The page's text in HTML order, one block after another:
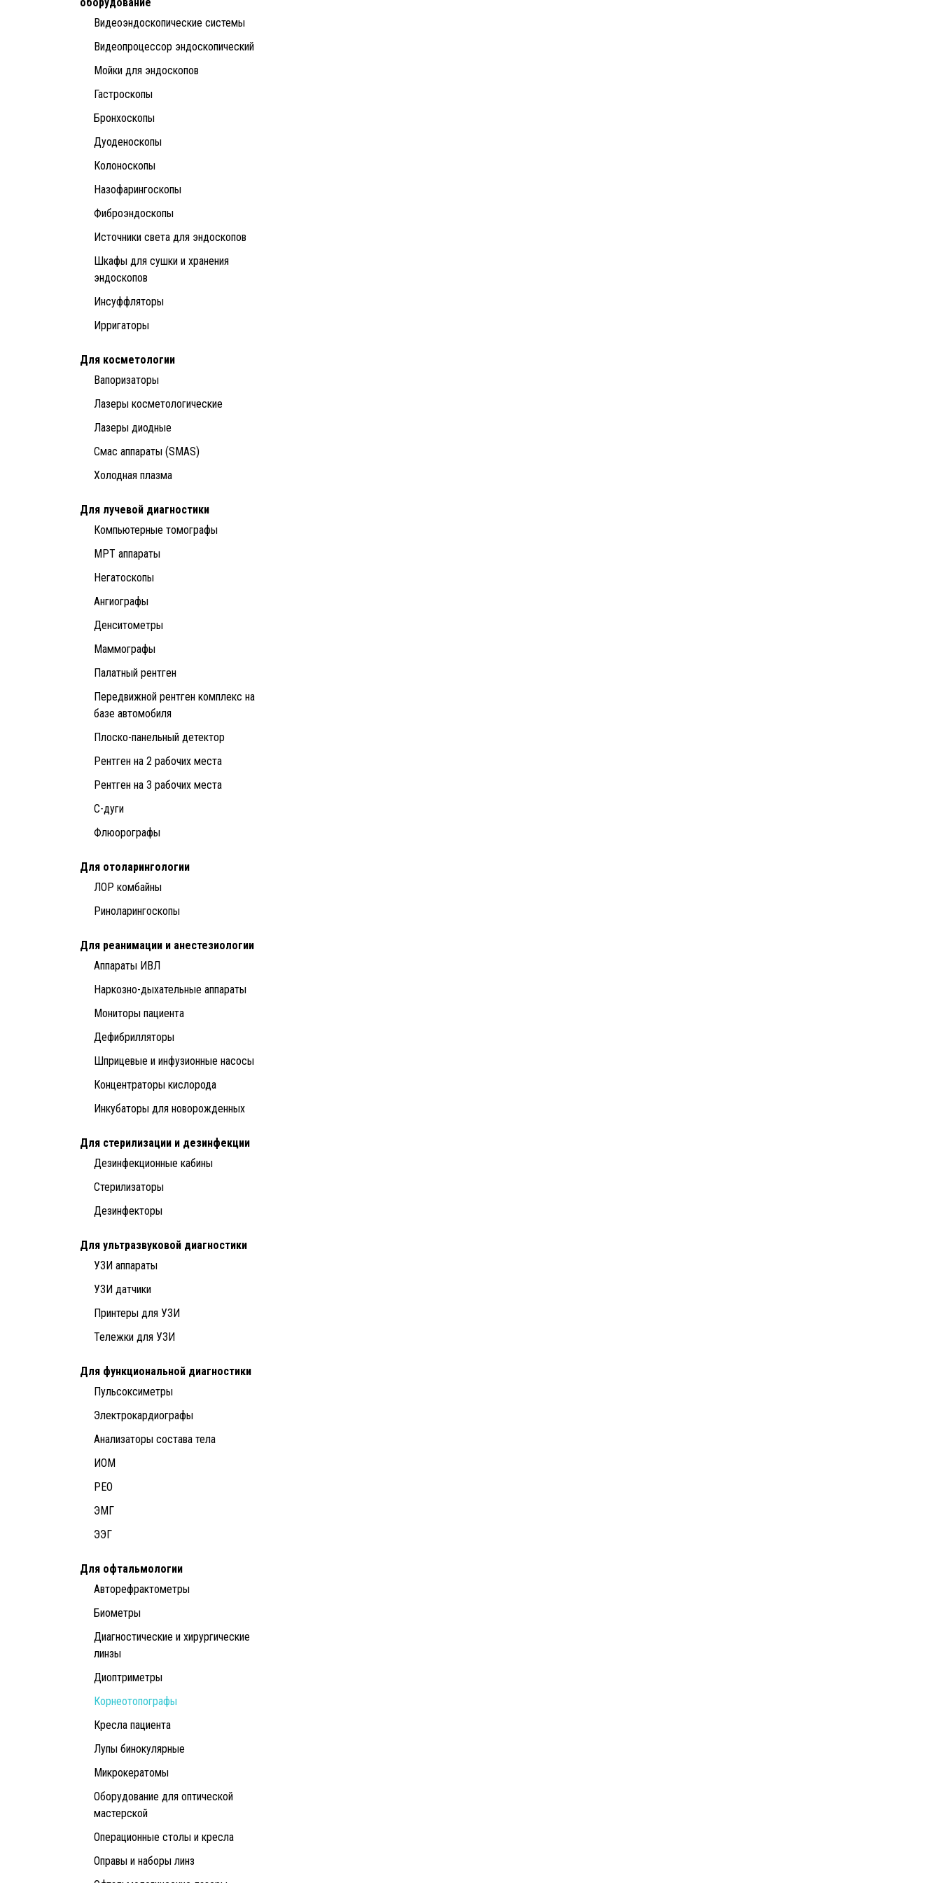
Видеоэндоскопические системы
Видеопроцессор эндоскопический
Мойки для эндоскопов
Гастроскопы
Бронхоскопы
Дуоденоскопы
Колоноскопы
Назофарингоскопы
Фиброэндоскопы
Источники света для эндоскопов
Шкафы для сушки и хранения
эндоскопов
Инсуффляторы
Ирригаторы
Для косметологии
Вапоризаторы
Лазеры косметологические
Лазеры диодные
Смас аппараты (SMAS)
Холодная плазма
Для лучевой диагностики
Компьютерные томографы
МРТ аппараты
Негатоскопы
Ангиографы
Денситометры
Маммографы
Палатный рентген
Передвижной рентген комплекс на
базе автомобиля
Плоско-панельный детектор
Рентген на 2 рабочих места
Рентген на 3 рабочих места
С-дуги
Флюорографы
Для отоларингологии
ЛОР комбайны
Риноларингоскопы
Для реанимации и анестезиологии
Аппараты ИВЛ
Наркозно-дыхательные аппараты
Мониторы пациента
Дефибрилляторы
Шприцевые и инфузионные насосы
Концентраторы кислорода
Инкубаторы для новорожденных
Для стерилизации и дезинфекции
Дезинфекционные кабины
Стерилизаторы
Дезинфекторы
Для ультразвуковой диагностики
УЗИ аппараты
УЗИ датчики
Принтеры для УЗИ
Тележки для УЗИ
Для функциональной диагностики
Пульсоксиметры
Электрокардиографы
Анализаторы состава тела
ИОМ
РЕО
ЭМГ
ЭЭГ
Для офтальмологии
Авторефрактометры
Биометры
Диагностические и хирургические
линзы
Диоптриметры
Корнеотопографы
Кресла пациента
Лупы бинокулярные
Микрокератомы
Оборудование для оптической
мастерской
Операционные столы и кресла
Оправы и наборы линз